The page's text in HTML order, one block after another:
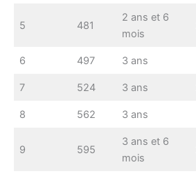
5 481
2 ans et 6
mois
6 497 3 ans
7 524 3 ans
8 562 3 ans
9 595
3 ans et 6
mois